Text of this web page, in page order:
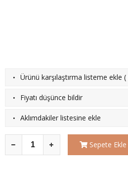
· Ürünü karşılaştırma listeme ekle (
· Fiyatı düşünce bildir
· Aklımdakiler listesine ekle
Sepete Ekle